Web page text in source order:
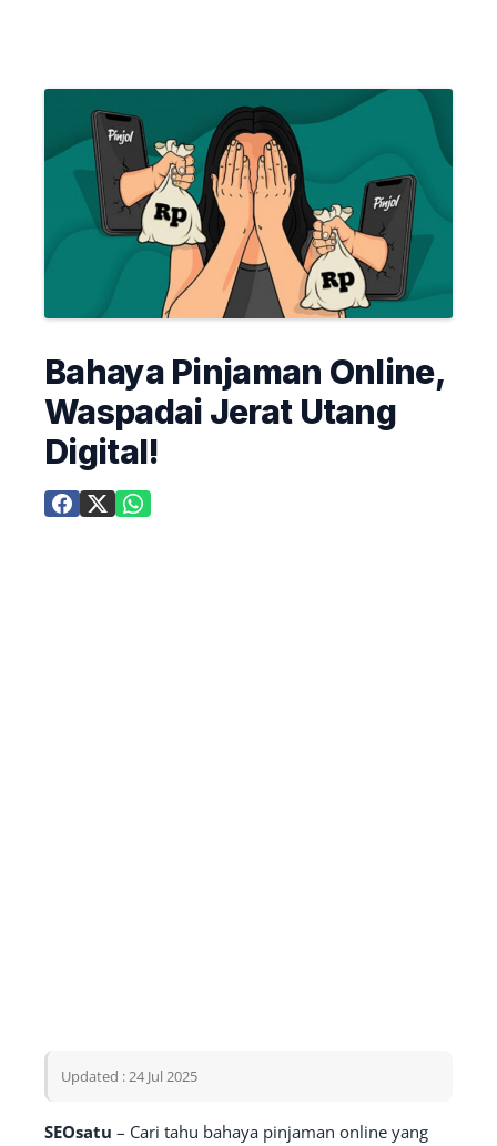
Bahaya Pinjaman Online,
Waspadai Jerat Utang
Digital!
Updated : 24 Jul 2025
SEOsatu – Cari tahu bahaya pinjaman online yang